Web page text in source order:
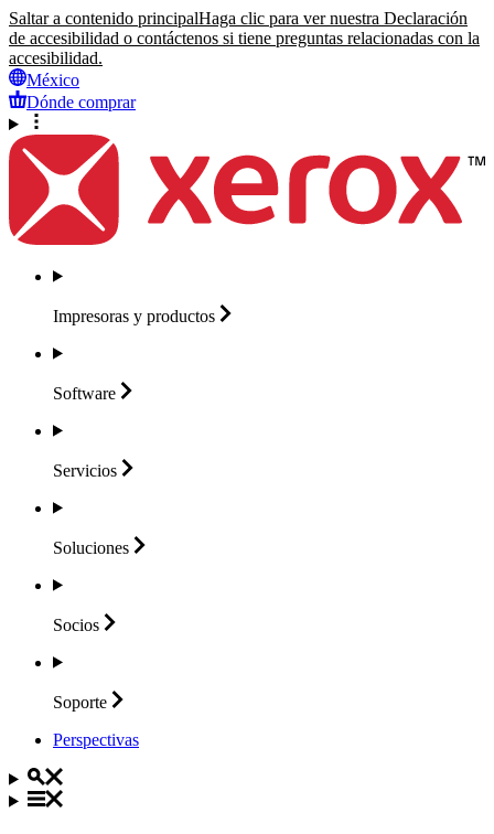
Saltar a contenido principalHaga clic para ver nuestra Declaración
de accesibilidad o contáctenos si tiene preguntas relacionadas con la
accesibilidad.
México
Dónde comprar
Impresoras y productos
Software
Servicios
Soluciones
Socios
Soporte
Perspectivas